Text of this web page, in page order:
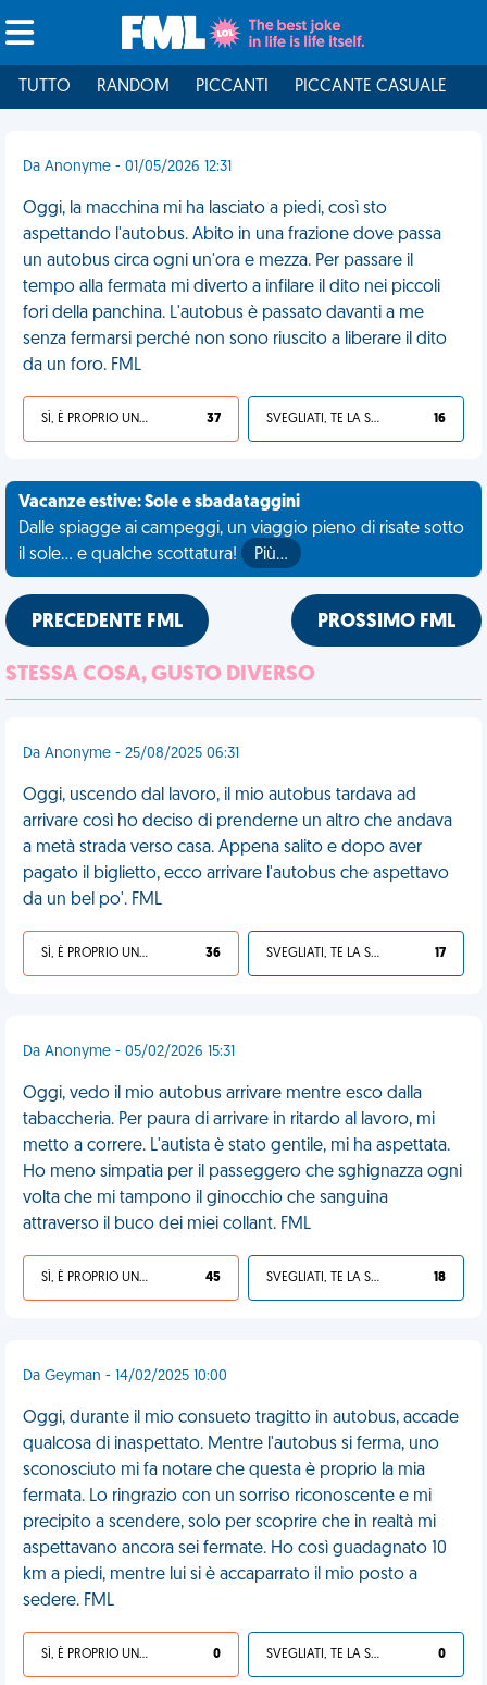
TUTTO RANDOM PICCANTI PICCANTE CASUALE
Da Anonyme - 01/05/2026 12:31
Oggi, la macchina mi ha lasciato a piedi, così sto
aspettando l'autobus. Abito in una frazione dove passa
un autobus circa ogni un'ora e mezza. Per passare il
tempo alla fermata mi diverto a infilare il dito nei piccoli
fori della panchina. L'autobus è passato davanti a me
senza fermarsi perché non sono riuscito a liberare il dito
da un foro. FML
SÌ, È PROPRIO UNA VDM! 37 SVEGLIATI, TE LA SEI CERCATA! 16
Vacanze estive: Sole e sbadataggini
Dalle spiagge ai campeggi, un viaggio pieno di risate sotto
il sole... e qualche scottatura!
Più…
PRECEDENTE FML PROSSIMO FML
STESSA COSA, GUSTO DIVERSO
Da Anonyme - 25/08/2025 06:31
Oggi, uscendo dal lavoro, il mio autobus tardava ad
arrivare così ho deciso di prenderne un altro che andava
a metà strada verso casa. Appena salito e dopo aver
pagato il biglietto, ecco arrivare l'autobus che aspettavo
da un bel po'. FML
SÌ, È PROPRIO UNA VDM! 36 SVEGLIATI, TE LA SEI CERCATA! 17
Da Anonyme - 05/02/2026 15:31
Oggi, vedo il mio autobus arrivare mentre esco dalla
tabaccheria. Per paura di arrivare in ritardo al lavoro, mi
metto a correre. L'autista è stato gentile, mi ha aspettata.
Ho meno simpatia per il passeggero che sghignazza ogni
volta che mi tampono il ginocchio che sanguina
attraverso il buco dei miei collant. FML
SÌ, È PROPRIO UNA VDM! 45 SVEGLIATI, TE LA SEI CERCATA! 18
Da Geyman - 14/02/2025 10:00
Oggi, durante il mio consueto tragitto in autobus, accade
qualcosa di inaspettato. Mentre l'autobus si ferma, uno
sconosciuto mi fa notare che questa è proprio la mia
fermata. Lo ringrazio con un sorriso riconoscente e mi
precipito a scendere, solo per scoprire che in realtà mi
aspettavano ancora sei fermate. Ho così guadagnato 10
km a piedi, mentre lui si è accaparrato il mio posto a
sedere. FML
SÌ, È PROPRIO UNA VDM! 0 SVEGLIATI, TE LA SEI CERCATA! 0